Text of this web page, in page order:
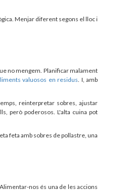
Menjar diferent segons el lloc i
no mengem. Planificar malament
valuosos en residus . I, amb
reinterpretar sobres, ajustar
però poderosos. L'alta cuina pot
feta amb sobres de pollastre, una
nos és una de les accions